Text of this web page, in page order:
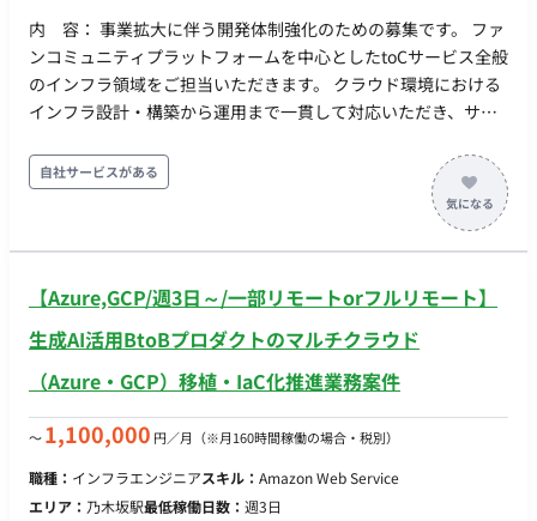
内 容： 事業拡大に伴う開発体制強化のための募集です。 ファ
ンコミュニティプラットフォームを中心としたtoCサービス全般
のインフラ領域をご担当いただきます。 クラウド環境における
インフラ設計・構築から運用まで一貫して対応いただき、サー
任せします。
自社サービスがある
【Azure,GCP/週3日～/一部リモートorフルリモート】
生成AI活用BtoBプロダクトのマルチクラウド
（Azure・GCP）移植・IaC化推進業務案件
〜1,100,000 円／月 （※月160時間稼働の場合・税別）
職種： インフラエンジニアスキル： Amazon Web Service
エリア： 乃木坂駅最低稼働日数： 週3日